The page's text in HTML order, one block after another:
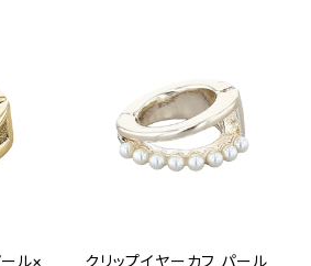
ル× クリップイヤーカフ パール